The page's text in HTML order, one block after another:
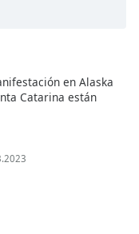
en Alaska
Catarina están